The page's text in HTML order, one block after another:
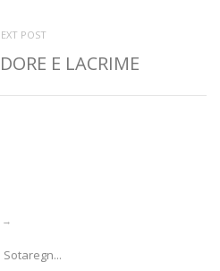
POST
E LACRIME
→